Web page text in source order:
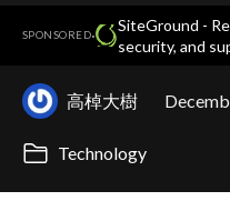
SPONSORED·
SiteGround -
security, and
高棹大樹
Technology